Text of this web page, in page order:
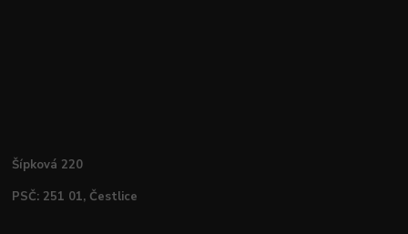
Šípková 220
PSČ: 251 01, Čestlice